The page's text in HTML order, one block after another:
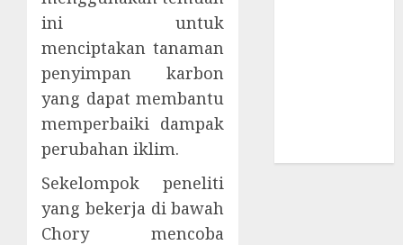
ini untuk
menciptakan tanaman
penyimpan karbon
yang dapat membantu
memperbaiki dampak
perubahan iklim.
Sekelompok peneliti
yang bekerja di bawah
Chory mencoba